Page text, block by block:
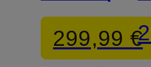
299,99 €